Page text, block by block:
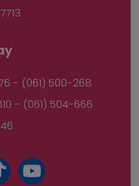
- (061) 500-268
- (061) 504-666